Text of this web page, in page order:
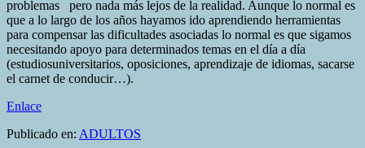
problemas ́ ́ pero nada más lejos de la realidad. Aunque lo normal es
que a lo largo de los años hayamos ido aprendiendo herramientas
para compensar las dificultades asociadas lo normal es que sigamos
necesitando apoyo para determinados temas en el día a día
(estudiosuniversitarios, oposiciones, aprendizaje de idiomas, sacarse
el carnet de conducir…).
Enlace
Publicado en: ADULTOS